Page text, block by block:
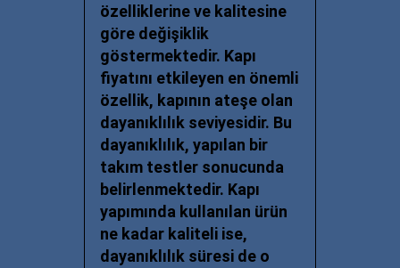
özelliklerine ve kalitesine
göre değişiklik
göstermektedir. Kapı
fiyatını etkileyen en önemli
özellik, kapının ateşe olan
dayanıklılık seviyesidir. Bu
dayanıklılık, yapılan bir
takım testler sonucunda
belirlenmektedir. Kapı
yapımında kullanılan ürün
ne kadar kaliteli ise,
dayanıklılık süresi de o